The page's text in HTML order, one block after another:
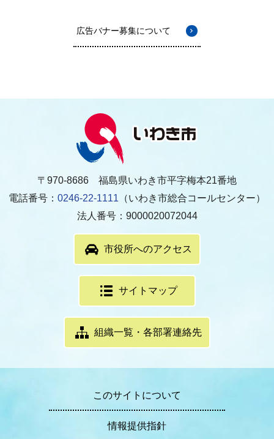
広告バナー募集について
〒970-8686 福島県いわき市平字梅本21番地
電話番号： 0246-22-1111 （いわき市総合コールセンター）
法人番号：9000020072044
市役所へのアクセス
サイトマップ
組織一覧・各部署連絡先
このサイトについて
情報提供指針